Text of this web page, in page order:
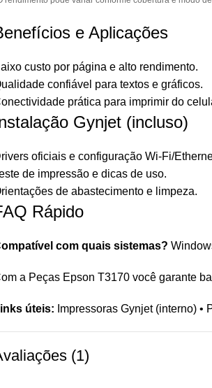
e Aplicações
custo por página e alto rendimento.
confiável para textos e gráficos.
prática para imprimir do
Gynjet (incluso)
oficiais e configuração Wi-Fi/
de impressão e dicas de uso.
de abastecimento e limpeza.
Rápido
com quais sistemas?
a Peças Epson T3170 você garante
úteis: Impressoras Gynjet(interno) •
(1)